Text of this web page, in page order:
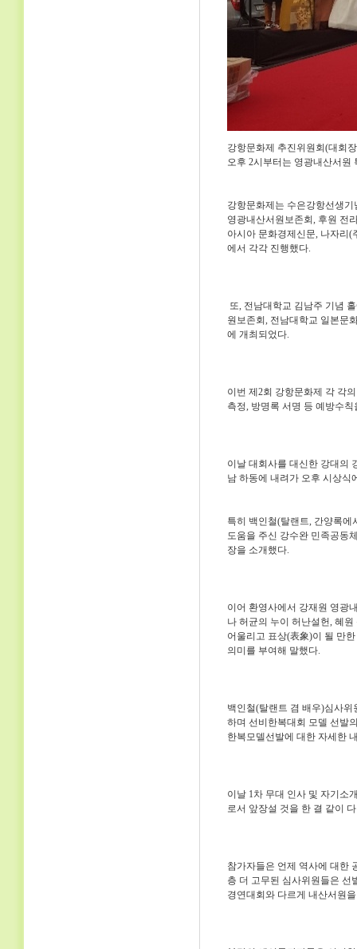
강항문화제 추진위원회(대회
오후 2시부터는 영광내산서원
강항문화제는 수은강항선생
영광내산서원보존회, 후원 전
아시아 문화경제신문, 나자리
에서 각각 진행했다.
또, 전남대학교 김남주 기념
원보존회, 전남대학교 일본문
에 개최되었다.
이번 제2회 강항문화제 각 각
측정, 방명록 서명 등 예방수
이날 대회사를 대신한 강대의
남 하동에 내려가 오후 시상식
특히 백인철(탈랜트, 간양록
도움을 주신 강수완 민족공동
장을 소개했다.
이어 환영사에서 강재원 영광
나 허균의 누이 허난설헌, 혜
어울리고 표상(表象)이 될 만
의미를 부여해 말했다.
백인철(탈랜트 겸 배우)심사
하며 선비한복대회 모델 선발
한복모델선발에 대한 자세한
이날 1차 무대 인사 및 자기소
로서 앞장설 것을 한 결 같이
참가자들은 언제 역사에 대한
층 더 고무된 심사위원들은 선
경연대회와 다르게 내산서원